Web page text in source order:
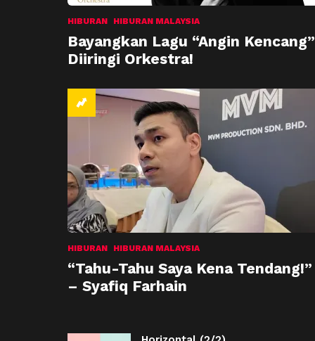
HIBURAN HIBURAN MALAYSIA
Bayangkan Lagu “Angin Kencang”
Diiringi Orkestra!
HIBURAN HIBURAN MALAYSIA
“Tahu-Tahu Saya Kena Tendang!”
– Syafiq Farhain